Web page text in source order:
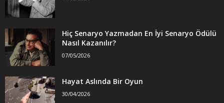
Hiç Senaryo Yazmadan En İyi Senaryo Ödülü
Nasıl Kazanılır?
07/05/2026
Hayat Aslında Bir Oyun
30/04/2026